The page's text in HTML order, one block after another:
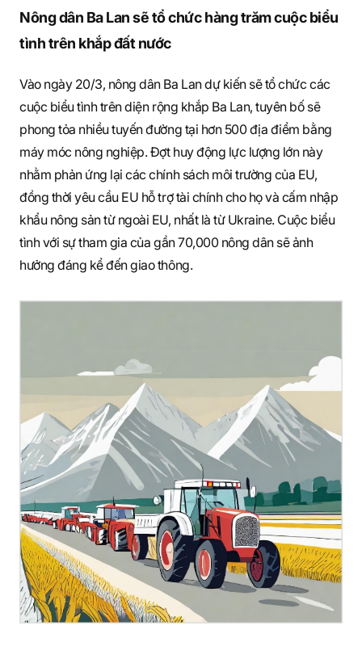
Nông dân Ba Lan sẽ tổ chức hàng trăm cuộc biểu
tình trên khắp đất nước
Vào ngày 20/3, nông dân Ba Lan dự kiến sẽ tổ chức các
cuộc biểu tình trên diện rộng khắp Ba Lan, tuyên bố sẽ
phong tỏa nhiều tuyến đường tại hơn 500 địa điểm bằng
máy móc nông nghiệp. Đợt huy động lực lượng lớn này
nhằm phản ứng lại các chính sách môi trường của EU,
đồng thời yêu cầu EU hỗ trợ tài chính cho họ và cấm nhập
khẩu nông sản từ ngoài EU, nhất là từ Ukraine. Cuộc biểu
tình với sự tham gia của gần 70,000 nông dân sẽ ảnh
hưởng đáng kể đến giao thông.